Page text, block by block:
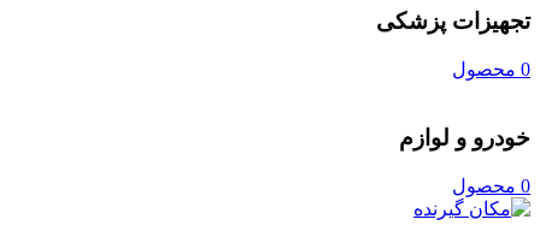
تجهیزات پزشکی
0 محصول
خودرو و لوازم
0 محصول